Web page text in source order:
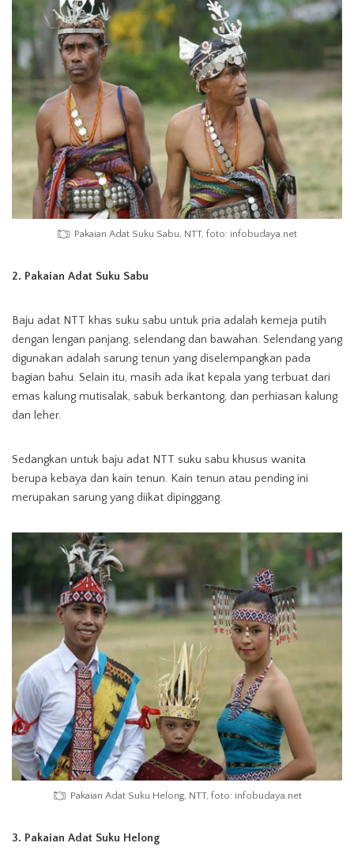
Pakaian Adat Suku Sabu, NTT, foto: infobudaya.net
2. Pakaian Adat Suku Sabu
Baju adat NTT khas suku sabu untuk pria adalah kemeja putih
dengan lengan panjang, selendang dan bawahan. Selendang yang
digunakan adalah sarung tenun yang diselempangkan pada
bagian bahu. Selain itu, masih ada ikat kepala yang terbuat dari
emas kalung mutisalak, sabuk berkantong, dan perhiasan kalung
dan leher.
Sedangkan untuk baju adat NTT suku sabu khusus wanita
berupa kebaya dan kain tenun. Kain tenun atau pending ini
merupakan sarung yang diikat dipinggang.
Pakaian Adat Suku Helong, NTT, foto: infobudaya.net
3. Pakaian Adat Suku Helong